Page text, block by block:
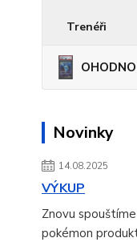
Trenéři
Novinky
14.08.2025
VÝKUP
Znovu
pokémon